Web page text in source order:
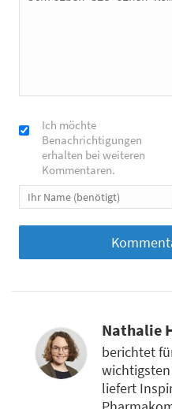
Ich möchte
Benachrichtigungen
erhalten bei weiteren
Kommentaren.
Nathalie
berichtet
liefert